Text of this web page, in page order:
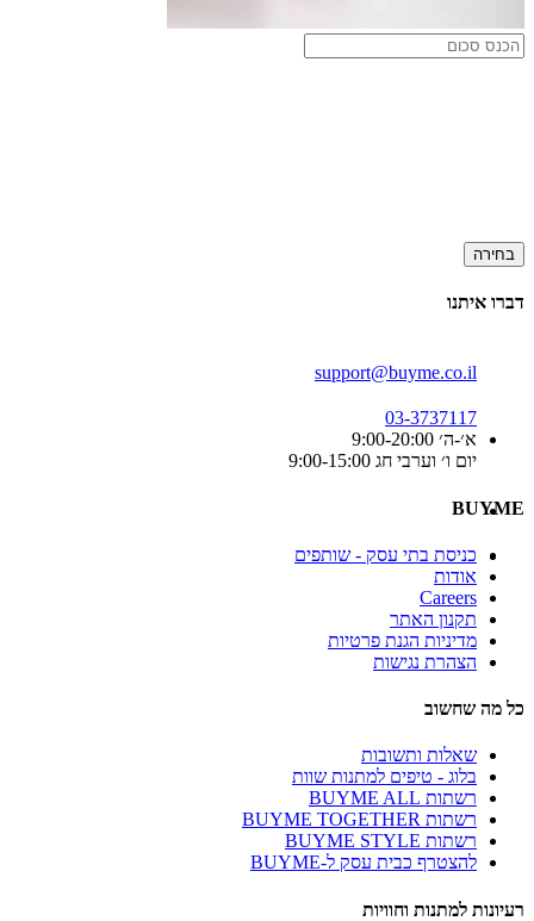
בחירה
דברו איתנו
support@buyme.co.il
03-3737117
א׳-ה׳ 9:00-20:00
יום ו׳ וערבי חג 9:00-15:00
BUYME
כניסת בתי עסק - שותפים
אודות
Careers
תקנון האתר
מדיניות הגנת פרטיות
הצהרת נגישות
כל מה שחשוב
שאלות ותשובות
בלוג - טיפים למתנות שוות
רשתות BUYME ALL
רשתות BUYME TOGETHER
רשתות BUYME STYLE
להצטרף כבית עסק ל-BUYME
רעיונות למתנות וחוויות